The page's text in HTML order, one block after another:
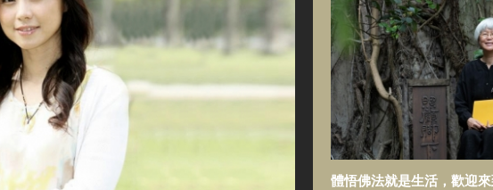
體悟佛法就是生活，歡迎